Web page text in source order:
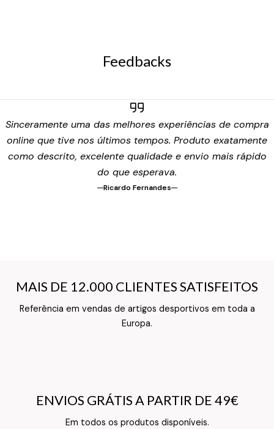
Feedbacks
Sinceramente uma das melhores experiências de compra
online que tive nos últimos tempos. Produto exatamente
como descrito, excelente qualidade e envio mais rápido
do que esperava.
Ricardo Fernandes
MAIS DE 12.000 CLIENTES SATISFEITOS
Referência em vendas de artigos desportivos em toda a
Europa.
MAIS DE 12.000 CLIENTES SATISFEITOS
Texto do Verso do Cartão de Informação
ENVIOS GRÁTIS A PARTIR DE 49€
Em todos os produtos disponíveis.
ENVIOS GRÁTIS A PARTIR DE 49€
Texto do Verso do Cartão de Informação